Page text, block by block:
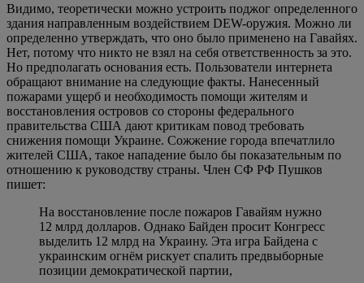
Видимо, теоретически можно устроить поджог определенного
здания направленным воздействием DEW-оружия. Можно ли
определенно утверждать, что оно было применено на Гавайях.
Нет, потому что никто не взял на себя ответственность за это.
Но предполагать основания есть. Пользователи интернета
обращают внимание на следующие факты. Нанесенный
пожарами ущерб и необходимость помощи жителям и
восстановления островов со стороны федерального
правительства США дают критикам повод требовать
снижения помощи Украине. Сожжение города впечатлило
жителей США, такое нападение было бы показательным по
отношению к руководству страны. Член СФ РФ Пушков
пишет:
На восстановление после пожаров Гавайям нужно
12 млрд долларов. Однако Байден просит Конгресс
выделить 12 млрд на Украину. Эта игра Байдена с
украинским огнём рискует спалить предвыборные
позиции демократической партии,